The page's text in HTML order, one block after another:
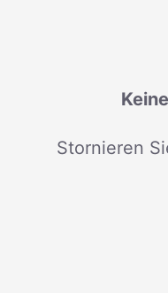
Stornieren